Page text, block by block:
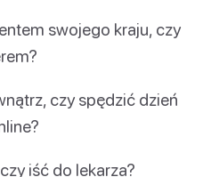
swojego kraju, czy
czy spędzić dzień
iść do lekarza?